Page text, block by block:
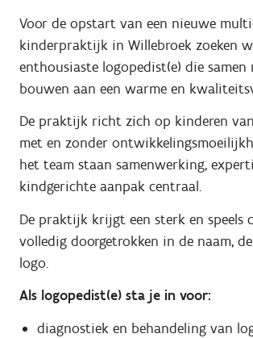
Voor de opstart van een nieuwe
kinderpraktijk in Willebroek zoeken
enthousiaste logopedist(e) die
bouwen aan een warme en
De praktijk richt zich op kinderen
met en zonder
het team staan samenwerking,
kindgerichte aanpak centraal.
De praktijk krijgt een sterk en speels
volledig doorgetrokken in de naam,
logo.
Als logopedist(e) sta je in voor:
diagnostiek en behandeling van